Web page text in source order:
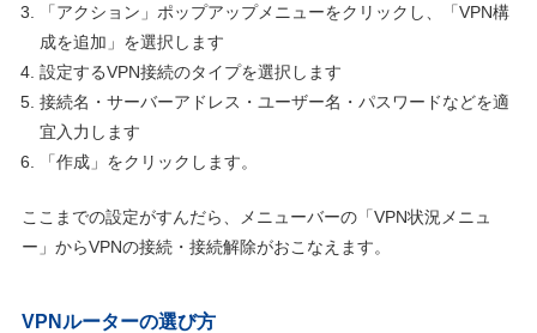
「アクション」ポップアップメニューをクリックし、「VPN構
成を追加」を選択します
設定するVPN接続のタイプを選択します
接続名・サーバーアドレス・ユーザー名・パスワードなどを適
宜入力します
「作成」をクリックします。
ここまでの設定がすんだら、メニューバーの「VPN状況メニュ
ー」からVPNの接続・接続解除がおこなえます。
VPNルーターの選び方